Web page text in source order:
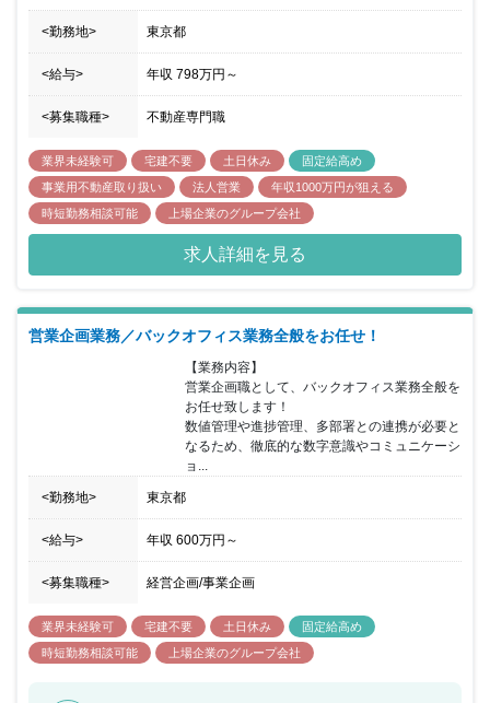
<勤務地> 東京都
<給与> 年収 798万円 ～
<募集職種> 不動産専門職
業界未経験可 宅建不要 土日休み
固定給高め
事業用不動産取り扱い
法人営業
年収1000万円が狙える
時短勤務相談可能
上場企業のグループ会社
求人詳細を見る
営業企画業務／バックオフィス業務全般をお任せ！
【業務内容】
営業企画職として、バックオフィス業務全般を
お任せ致します！
数値管理や進捗管理、多部署との連携が必要と
なるため、徹底的な数字意識やコミュニケーシ
ョ...
<勤務地> 東京都
<給与> 年収 600万円 ～
<募集職種> 経営企画/事業企画
業界未経験可 宅建不要 土日休み
固定給高め
時短勤務相談可能
上場企業のグループ会社